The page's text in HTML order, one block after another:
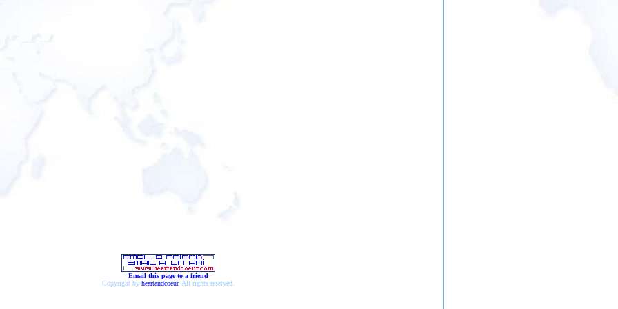
Email this page to a friend
Copyright by heartandcoeur. All rights reserved.